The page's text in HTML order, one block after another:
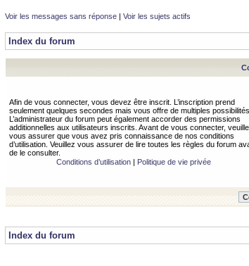
Voir les messages sans réponse | Voir les sujets actifs
Index du forum
Afin de vous connecter, vous devez être inscrit. L’inscription prend
seulement quelques secondes mais vous offre de multiples possibilités.
L’administrateur du forum peut également accorder des permissions
additionnelles aux utilisateurs inscrits. Avant de vous connecter,
vous assurer que vous avez pris connaissance de nos conditions
d’utilisation. Veuillez vous assurer de lire toutes les règles du forum
de le consulter.
Conditions d’utilisation| Politique de vie privée
Index du forum